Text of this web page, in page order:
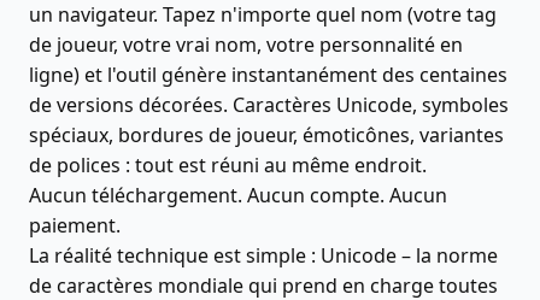
un navigateur. Tapez n'importe quel nom (votre tag
de joueur, votre vrai nom, votre personnalité en
ligne) et l'outil génère instantanément des centaines
de versions décorées. Caractères Unicode, symboles
spéciaux, bordures de joueur, émoticônes, variantes
de polices : tout est réuni au même endroit.
Aucun téléchargement. Aucun compte. Aucun
paiement.
La réalité technique est simple : Unicode – la norme
de caractères mondiale qui prend en charge toutes